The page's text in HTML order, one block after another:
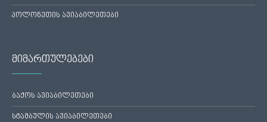
პოლონეთის ავიაბილეთები
მიმართულებები
ბაქოს ავიაბილეთები
სტამბულის ავიაბილეთები